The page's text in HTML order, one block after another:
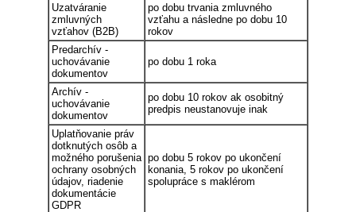
Uzatváranie
zmluvných
vzťahov (B2B)
po dobu trvania zmluvného
vzťahu a následne po dobu 10
rokov
Predarchív -
uchovávanie
dokumentov
po dobu 1 roka
Archív -
uchovávanie
dokumentov
po dobu 10 rokov ak osobitný
predpis neustanovuje inak
Uplatňovanie práv
dotknutých osôb a
možného porušenia
ochrany osobných
údajov, riadenie
dokumentácie
GDPR
po dobu 5 rokov po ukončení
konania, 5 rokov po ukončení
spolupráce s maklérom